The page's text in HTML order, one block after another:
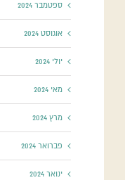
ספטמבר 2024
אוגוסט 2024
יולי 2024
מאי 2024
מרץ 2024
פברואר 2024
ינואר 2024